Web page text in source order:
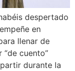
despertado
en
llenar de
cuento”
durante la